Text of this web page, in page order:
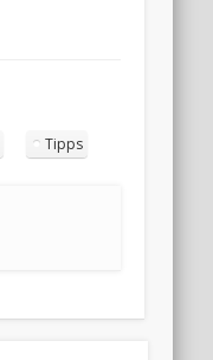
Tipps